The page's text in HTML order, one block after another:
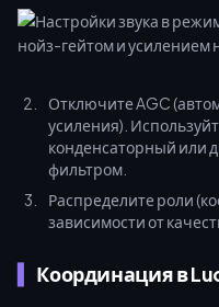
Отключите AGC
усиления).
конденсаторный или
фильтром.
Распределите роли
зависимости от
Координация в